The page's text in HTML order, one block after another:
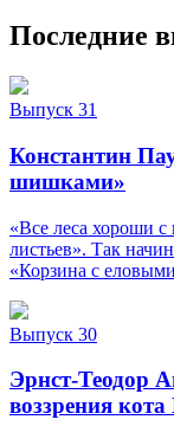
Последние
Выпуск 31
Константин
шишками»
«Все леса хороши
листьев». Так
«Корзина с
Выпуск 30
Эрнст-Теодор
воззрения